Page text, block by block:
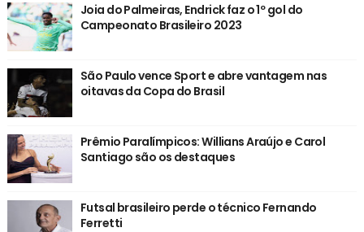
Joia do Palmeiras, Endrick faz o 1º gol do
Campeonato Brasileiro 2023
São Paulo vence Sport e abre vantagem nas
oitavas da Copa do Brasil
Prêmio Paralímpicos: Willians Araújo e Carol
Santiago são os destaques
Futsal brasileiro perde o técnico Fernando
Ferretti